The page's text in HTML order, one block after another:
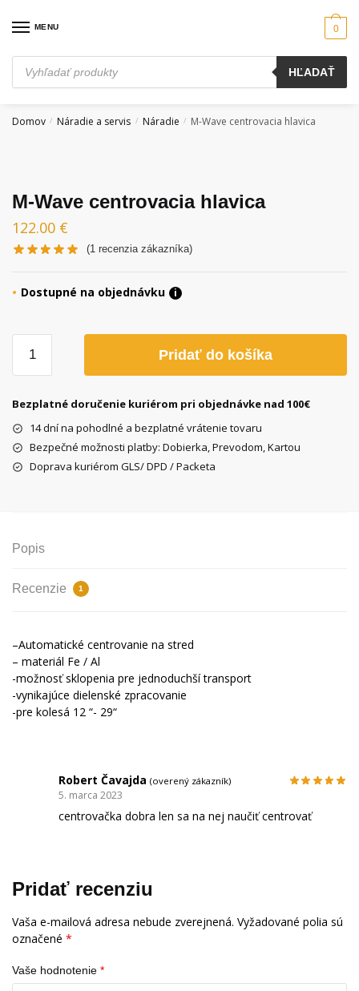
MENU
Products
search
HĽADAŤ
0
Domov / Náradie a servis / Náradie / M-Wave centrovacia hlavica
M-Wave centrovacia hlavica
122.00 €
(1 recenzia zákazníka)
Dostupné na objednávku i
centrovacia
Pridať do košíka
Bezplatné doručenie kuriérom pri objednávke nad 100€
14 dní na pohodlné a bezplatné vrátenie tovaru
Bezpečné možnosti platby: Dobierka, Prevodom, Kartou
Doprava kuriérom GLS/ DPD / Packeta
Popis
Recenzie 1
–Automatické centrovanie na stred
– materiál Fe / Al
-možnosť sklopenia pre jednoduchší transport
-vynikajúce dielenské zpracovanie
-pre kolesá 12 “- 29“
Robert Čavajda (overený zákazník)
5. marca 2023
centrovačka dobra len sa na nej naučiť centrovať
Pridať recenziu
Vaša e-mailová adresa nebude zverejnená. Vyžadované polia sú
označené *
Vaše hodnotenie *